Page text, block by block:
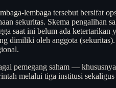
lembaga tersebut bersifat
sekuritas. Skema
saat ini belum ada
dimiliki oleh anggota
pemegang saham —
melalui tiga institusi